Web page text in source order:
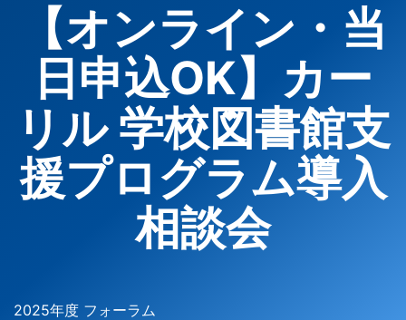
【オンライン・当
日申込OK】カー
リル 学校図書館支
援プログラム導入
相談会
2025年度 フォーラム